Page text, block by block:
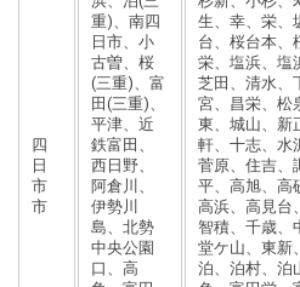
四
日
市
市
重)、南四
日市、小
古曽、桜
(三重)、富
田(三重)、
平津、近
鉄富田、
西日野、
阿倉川、
伊勢川
島、北勢
中央公園
口、高
生、幸、栄、
台、桜台本、
栄、塩浜、塩
芝田、清水、
宮、昌栄、松
東、城山、新
軒、十志、水
菅原、住吉、
平、高旭、高
高浜、高見台
智積、千歳、
堂ケ山、東新
泊、泊村、泊